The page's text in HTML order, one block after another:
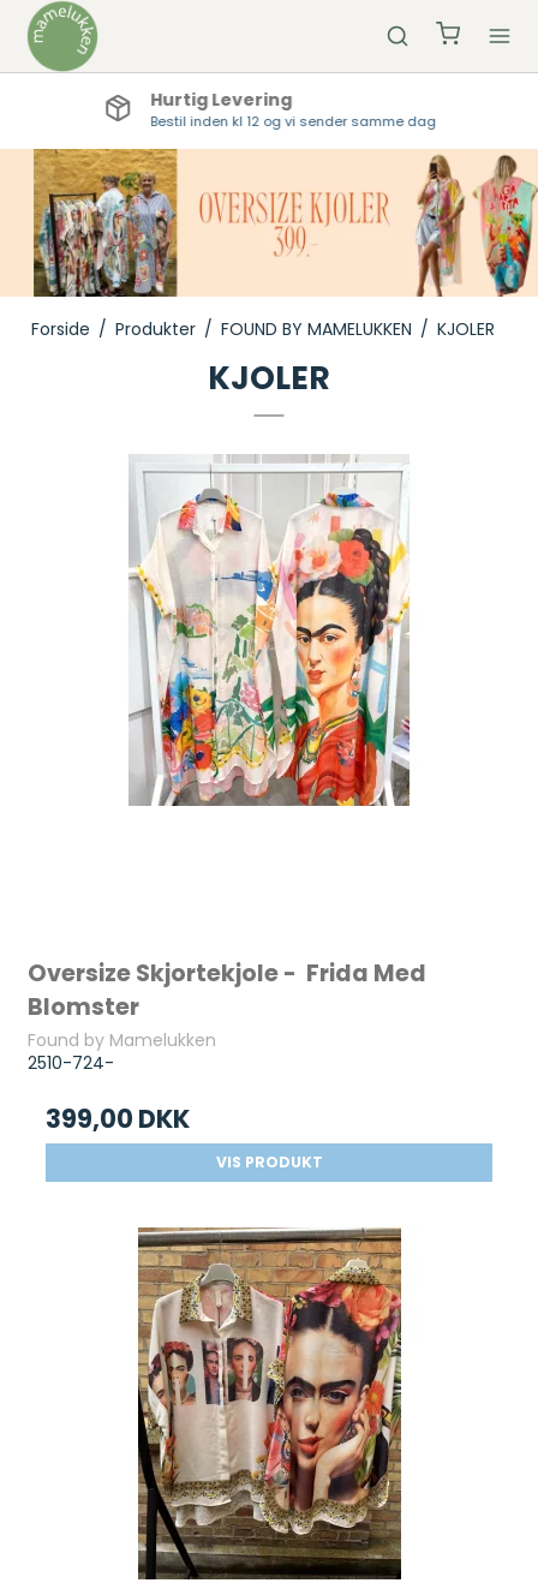
Hurtig Levering
Bestil inden kl 12 og vi sender samme dag
Forside / Produkter / FOUND BY MAMELUKKEN / KJOLER
KJOLER
Oversize Skjortekjole - Frida Med
Blomster
Found by Mamelukken
2510-724-
399,00 DKK
VIS PRODUKT